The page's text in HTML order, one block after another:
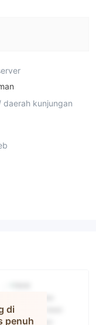
daerah kunjungan
di
penuh